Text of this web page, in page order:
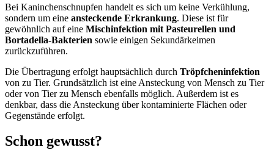
Bei Kaninchenschnupfen handelt es sich um keine Verkühlung,
sondern um eine ansteckende Erkrankung. Diese ist für
gewöhnlich auf eine Mischinfektion mit Pasteurellen und
Bortadella-Bakterien sowie einigen Sekundärkeimen
zurückzuführen.
Die Übertragung erfolgt hauptsächlich durch Tröpfcheninfektion
von zu Tier. Grundsätzlich ist eine Ansteckung von Mensch zu Tier
oder von Tier zu Mensch ebenfalls möglich. Außerdem ist es
denkbar, dass die Ansteckung über kontaminierte Flächen oder
Gegenstände erfolgt.
Schon gewusst?